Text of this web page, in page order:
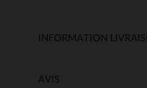
INFORMATION
AVIS